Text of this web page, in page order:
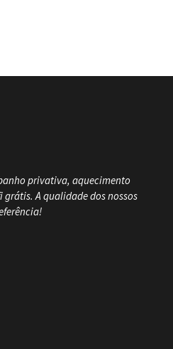
privativa, aquecimento
grátis.A qualidade dos nossos